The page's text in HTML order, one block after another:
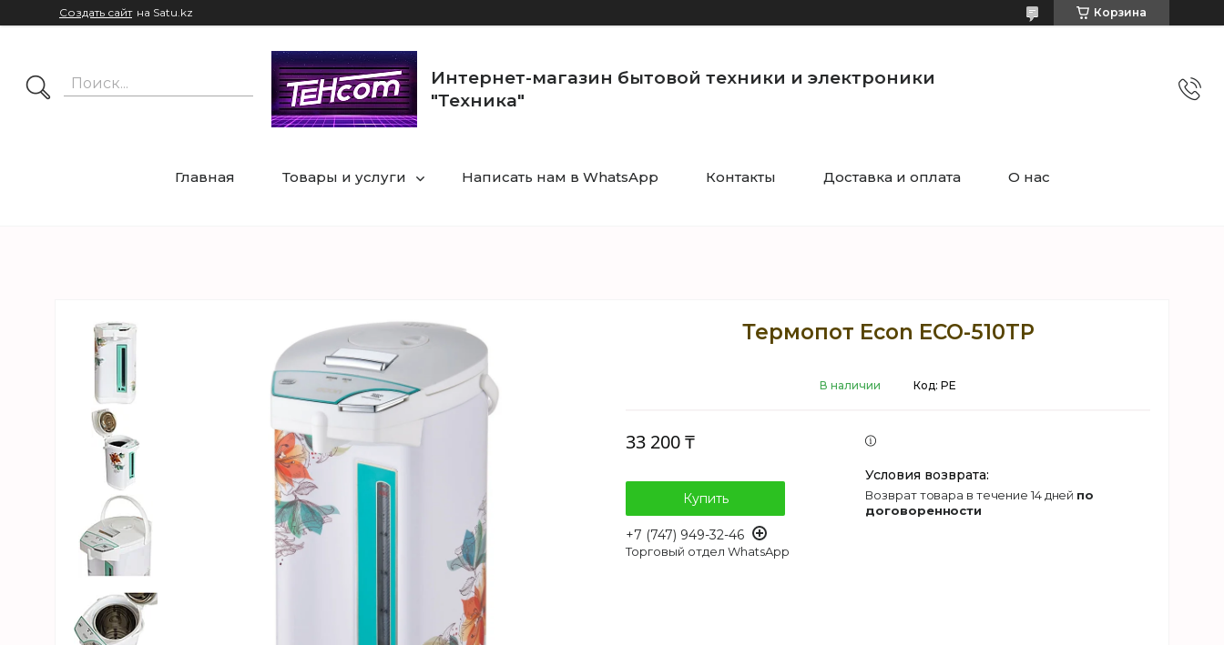
Создать сайт на Satu.kz Корзина
Интернет-магазин бытовой техники и электроники
"Техника"
Главная Товары и услуги Написать нам в WhatsApp Контакты Доставка и оплата О нас
Термопот Econ ECO-510TP
В наличии Код: PE
33 200 ₸
Купить
+7 (747) 949-32-46
Торговый отдел WhatsApp
возврат товара в течение 14 дней по
договоренности